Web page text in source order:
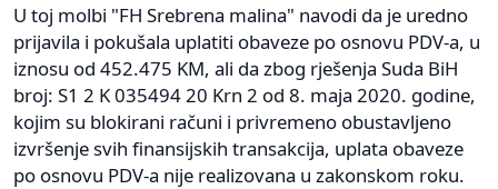
U toj molbi "FH Srebrena malina" navodi da je uredno
prijavila i pokušala uplatiti obaveze po osnovu PDV-a, u
iznosu od 452.475 KM, ali da zbog rješenja Suda BiH
broj: S1 2 K 035494 20 Krn 2 od 8. maja 2020. godine,
kojim su blokirani računi i privremeno obustavljeno
izvršenje svih finansijskih transakcija, uplata obaveze
po osnovu PDV-a nije realizovana u zakonskom roku.